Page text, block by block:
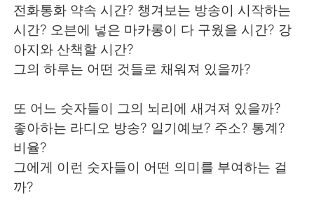
전화통화 약속 시간? 챙겨보는 방송이 시작하는
시간? 오븐에 넣은 마카롱이 다 구웠을 시간? 강
아지와 산책할 시간?
그의 하루는 어떤 것들로 채워져 있을까?
또 어느 숫자들이 그의 뇌리에 새겨져 있을까?
좋아하는 라디오 방송? 일기예보? 주소? 통계?
비율?
그에게 이런 숫자들이 어떤 의미를 부여하는 걸
까?